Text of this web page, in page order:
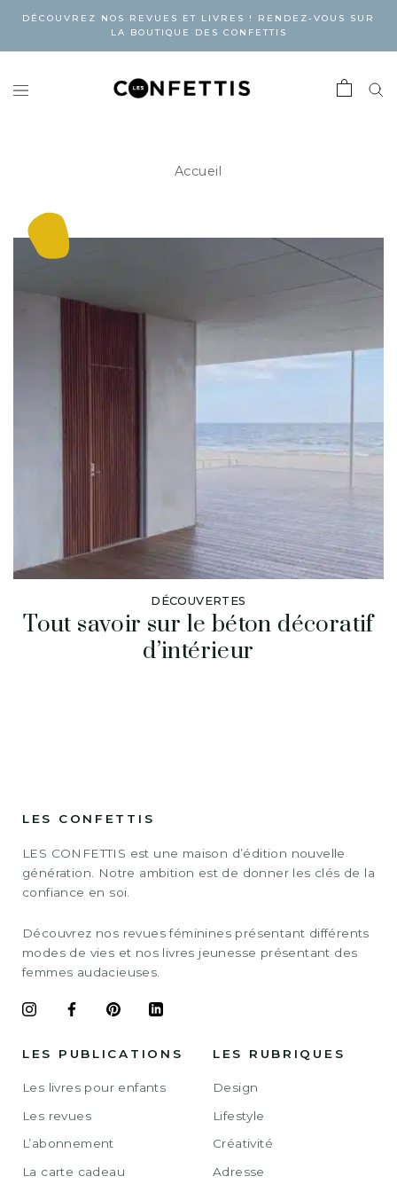
DÉCOUVREZ NOS REVUES ET LIVRES ! RENDEZ-VOUS SUR
LA BOUTIQUE DES CONFETTIS
Accueil
DÉCOUVERTES
Tout savoir sur le béton décoratif
d’intérieur
LES CONFETTIS
LES CONFETTIS est une maison d’édition nouvelle
génération. Notre ambition est de donner les clés de la
confiance en soi.
Découvrez nos revues féminines présentant différents
modes de vies et nos livres jeunesse présentant des
femmes audacieuses.
LES PUBLICATIONS
Les livres pour enfants
Les revues
L’abonnement
La carte cadeau
LES RUBRIQUES
Design
Lifestyle
Créativité
Adresse